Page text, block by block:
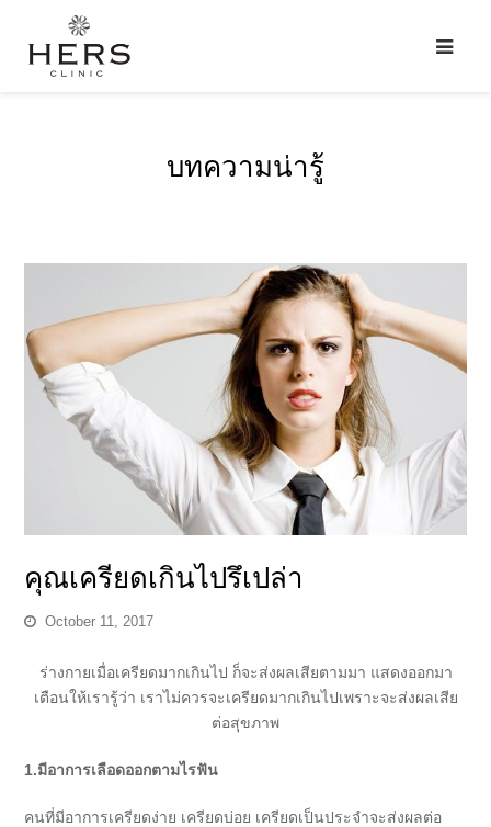
บทความน่ารู้
คุณเครียดเกินไปรึเปล่า
October 11, 2017
ร่างกายเมื่อเครียดมากเกินไป ก็จะส่งผลเสียตามมา แสดงออกมา
เตือนให้เรารู้ว่า เราไม่ควรจะเครียดมากเกินไปเพราะจะส่งผลเสีย
ต่อสุขภาพ
1.มีอาการเลือดออกตามไรฟัน
คนที่มีอาการเครียดง่าย เครียดบ่อย เครียดเป็นประจำจะส่งผลต่อ